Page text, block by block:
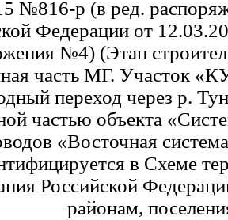
№816-р (в ред.
Федерации от
№4) (Этап
часть МГ. Участок
переход через р.
частью объекта
«Восточная
в Схеме
Российской
районам,